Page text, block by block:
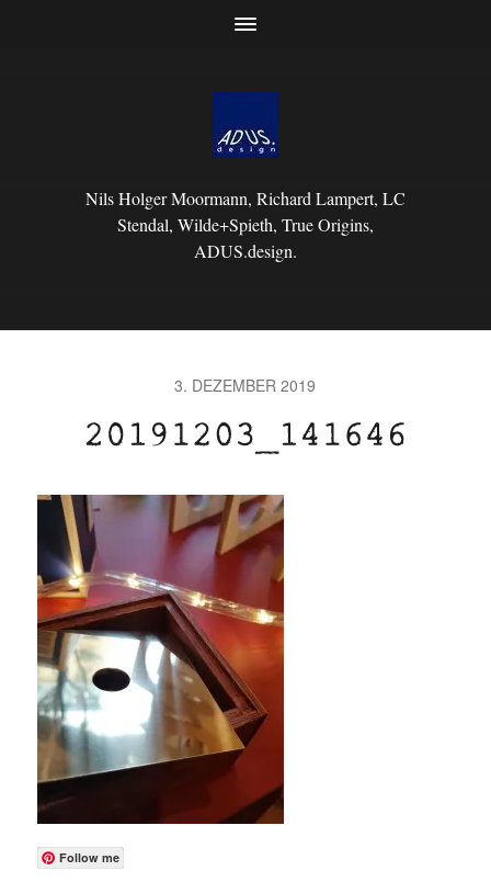
Nils Holger Moormann, Richard Lampert, LC
Stendal, Wilde+Spieth, True Origins,
ADUS.design.
3. DEZEMBER 2019
Follow me